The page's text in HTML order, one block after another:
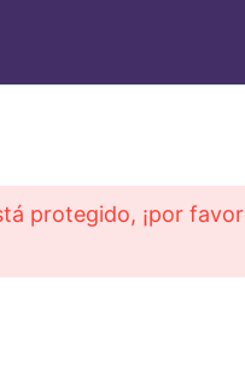
protegido, ¡por favor